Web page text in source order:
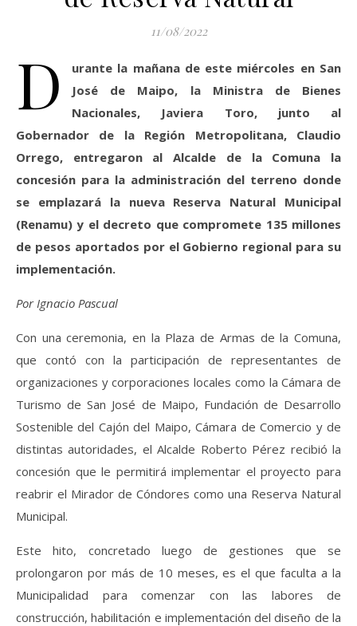
11/08/2022
D
urante la mañana de este miércoles en San
José de Maipo, la Ministra de Bienes
Nacionales, Javiera Toro, junto al
Gobernador de la Región Metropolitana, Claudio
Orrego, entregaron al Alcalde de la Comuna la
concesión para la administración del terreno donde
se emplazará la nueva Reserva Natural Municipal
(Renamu) y el decreto que compromete 135 millones
de pesos aportados por el Gobierno regional para su
implementación.
Por Ignacio Pascual
Con una ceremonia, en la Plaza de Armas de la Comuna,
que contó con la participación de representantes de
organizaciones y corporaciones locales como la Cámara de
Turismo de San José de Maipo, Fundación de Desarrollo
Sostenible del Cajón del Maipo, Cámara de Comercio y de
distintas autoridades, el Alcalde Roberto Pérez recibió la
concesión que le permitirá implementar el proyecto para
reabrir el Mirador de Cóndores como una Reserva Natural
Municipal.
Este hito, concretado luego de gestiones que se
prolongaron por más de 10 meses, es el que faculta a la
Municipalidad para comenzar con las labores de
construcción, habilitación e implementación del diseño de la